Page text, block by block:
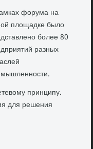
форума на
плοщадке былο
более 80
разных
принципу.
для решения